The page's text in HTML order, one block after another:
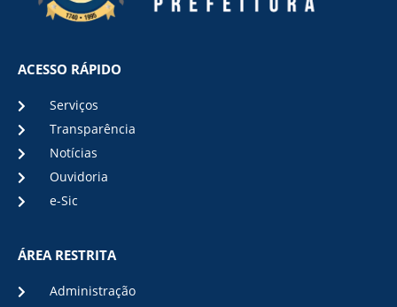
ACESSO RÁPIDO
Serviços
Transparência
Notícias
Ouvidoria
e-Sic
ÁREA RESTRITA
Administração